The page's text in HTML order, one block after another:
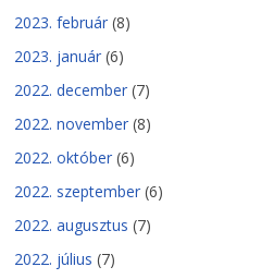
2023. február (8)
2023. január (6)
2022. december (7)
2022. november (8)
2022. október (6)
2022. szeptember (6)
2022. augusztus (7)
2022. július (7)